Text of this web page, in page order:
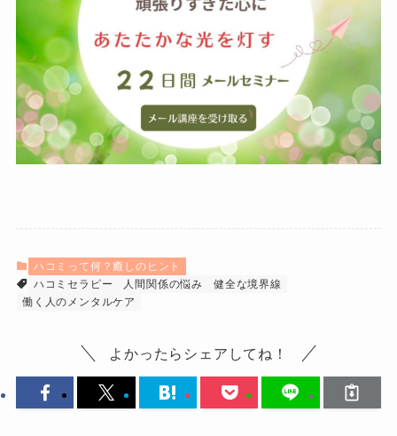
ハコミって何？癒しのヒント
ハコミセラピー
人間関係の悩み
健全な境界線
働く人のメンタルケア
よかったらシェアしてね！